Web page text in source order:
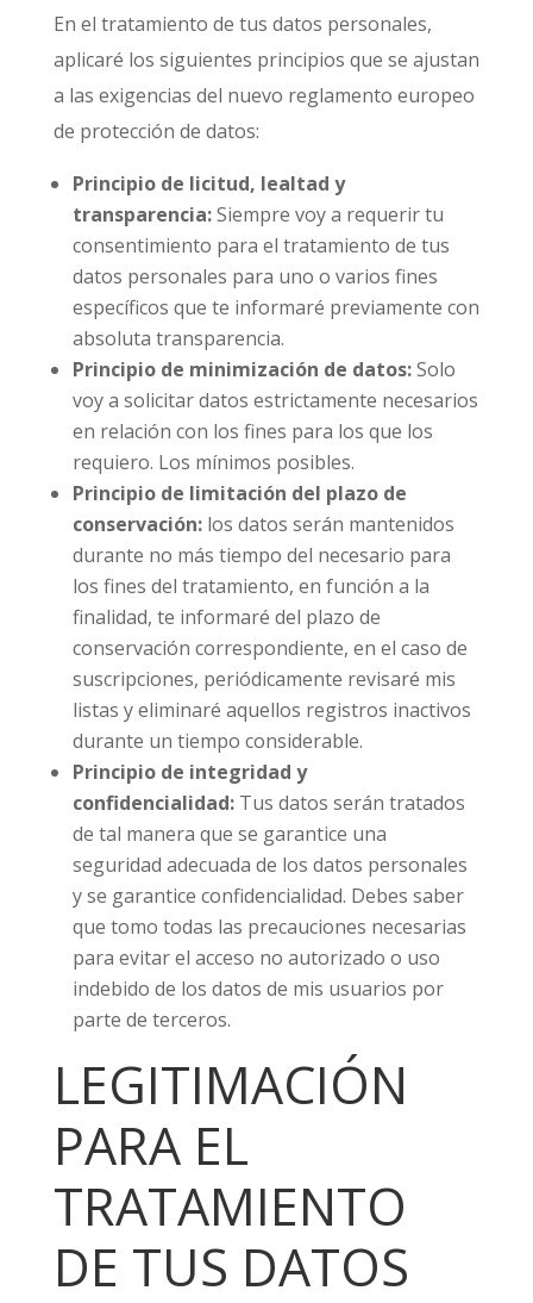
En el tratamiento de tus datos personales,
aplicaré los siguientes principios que se ajustan
a las exigencias del nuevo reglamento europeo
de protección de datos:
Principio de licitud, lealtad y
transparencia:Siempre voy a requerir tu
consentimiento para el tratamiento de tus
datos personales para uno o varios fines
específicos que te informaré previamente con
absoluta transparencia.
Principio de minimización de datos:Solo
voy a solicitar datos estrictamente necesarios
en relación con los fines para los que los
requiero. Los mínimos posibles.
Principio de limitación del plazo de
conservación:los datos serán mantenidos
durante no más tiempo del necesario para
los fines del tratamiento, en función a la
finalidad, te informaré del plazo de
conservación correspondiente, en el caso de
suscripciones, periódicamente revisaré mis
listas y eliminaré aquellos registros inactivos
durante un tiempo considerable.
Principio de integridad y
confidencialidad:Tus datos serán tratados
de tal manera que se garantice una
seguridad adecuada de los datos personales
y se garantice confidencialidad. Debes saber
que tomo todas las precauciones necesarias
para evitar el acceso no autorizado o uso
indebido de los datos de mis usuarios por
parte de terceros.
LEGITIMACIÓN
PARA EL
TRATAMIENTO
DE TUS DATOS